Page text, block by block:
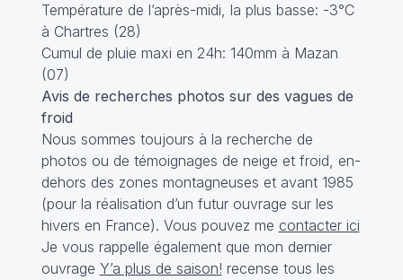
Température de l’après-midi, la plus basse: -3°C
à Chartres (28)
Cumul de pluie maxi en 24h: 140mm à Mazan
(07)
Avis de recherches photos sur des vagues de
froid
Nous sommes toujours à la recherche de
photos ou de témoignages de neige et froid, en-
dehors des zones montagneuses et avant 1985
(pour la réalisation d’un futur ouvrage sur les
hivers en France). Vous pouvez me contacter ici
Je vous rappelle également que mon dernier
ouvrage Y’a plus de saison! recense tous les